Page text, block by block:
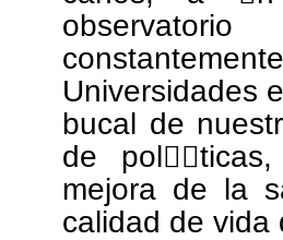
Universidades
bucal de
de
mejora de la
calidad de vida